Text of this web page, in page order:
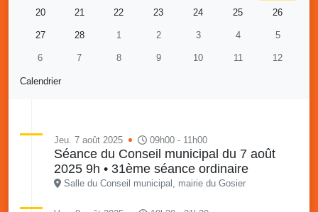
Calendrier
20 21 22 23 24 25 26
27 28 1 2 3 4 5
6 7 8 9 10 11 12
Jeu. 7 août 2025 09h00 - 11h00
Séance du Conseil municipal du 7 août
2025 9h • 31ème séance ordinaire
Salle du Conseil municipal, mairie du Gosier